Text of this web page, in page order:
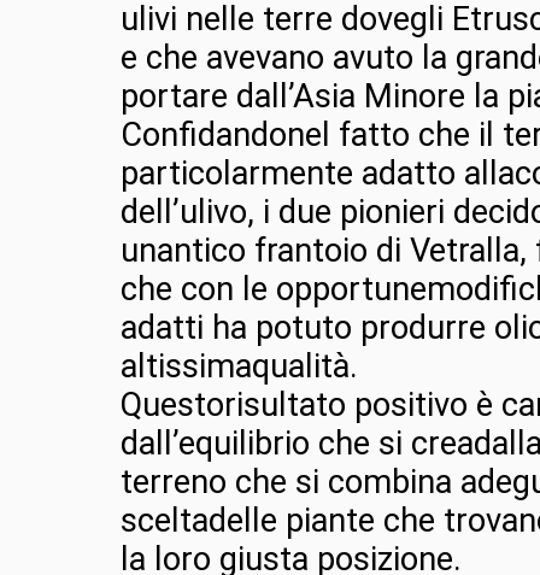
ulivi nelle terre dovegli
e che avevano avuto la
portare dall’Asia Minore la
Confidandonel fatto che il
particolarmente adatto
dell’ulivo, i due pionieri
unantico frantoio di
che con le
adatti ha potuto produrre
altissimaqualità.
Questorisultato positivo è
dall’equilibrio che si
terreno che si combina
sceltadelle piante che
la loro giusta posizione.